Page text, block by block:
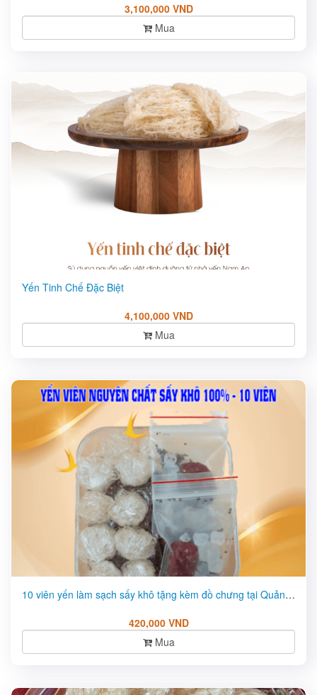
3,100,000 VND
Mua
Yến Tinh Chế Đặc Biệt
4,100,000 VND
Mua
10 viên yến làm sạch sấy khô tặng kèm đồ chưng tại Quảng Nam ...
420,000 VND
Mua